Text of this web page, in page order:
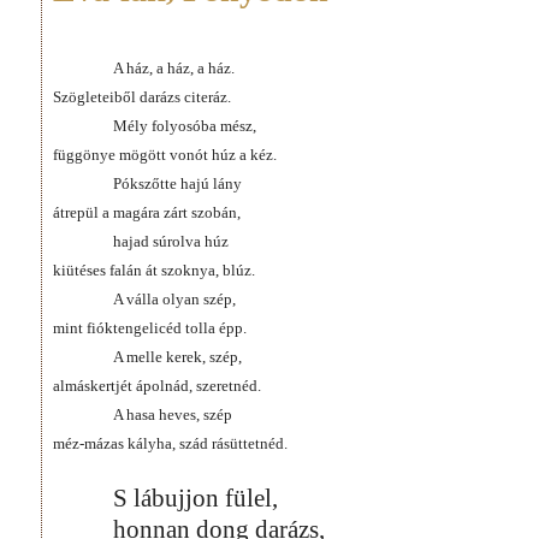
A ház, a ház, a ház.
Szögleteiből darázs citeráz.
Mély folyosóba mész,
függönye mögött vonót húz a kéz.
Pókszőtte hajú lány
átrepül a magára zárt szobán,
hajad súrolva húz
kiütéses falán át szoknya, blúz.
A válla olyan szép,
mint fióktengelicéd tolla épp.
A melle kerek, szép,
almáskertjét ápolnád, szeretnéd.
A hasa heves, szép
méz-mázas kályha, szád rásüttetnéd.
S lábujjon fülel,
honnan dong darázs,